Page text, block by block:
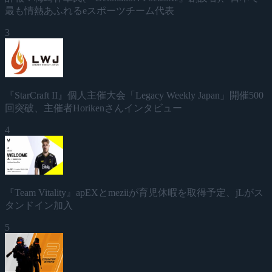
最も情熱あふれるeスポーツチーム代表
3
『StarCraft II』個人主催大会「Legacy Weekly Japan」開催500
回突破、主催者Horikenさんインタビュー
4
『Team Vitality』apEXとmeziiが育児休暇を取得予定、jLがス
タンドイン加入
5